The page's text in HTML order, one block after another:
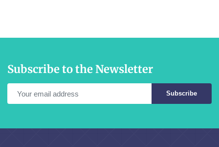
Subscribe to the Newsletter
Subscribe